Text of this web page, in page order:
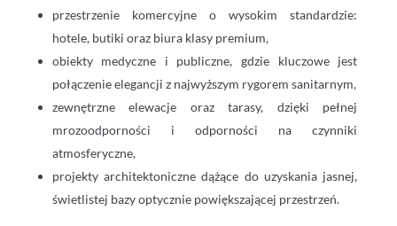
przestrzenie komercyjne o wysokim standardzie:
hotele, butiki oraz biura klasy premium,
obiekty medyczne i publiczne, gdzie kluczowe jest
połączenie elegancji z najwyższym rygorem sanitarnym,
zewnętrzne elewacje oraz tarasy, dzięki pełnej
mrozoodporności i odporności na czynniki
atmosferyczne,
projekty architektoniczne dążące do uzyskania jasnej,
świetlistej bazy optycznie powiększającej przestrzeń.